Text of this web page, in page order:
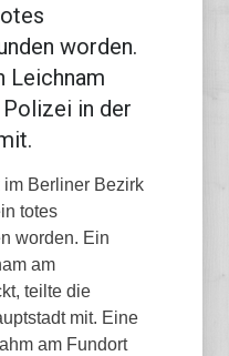
worden.
Leichnam
in der
im Berliner Bezirk
totes
worden. Ein
am
teilte die
mit. Eine
am Fundort